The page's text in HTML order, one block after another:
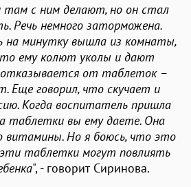
там с ним делают, но он стал
Речь немного заторможена.
на минутку вышла из комнаты,
ему колют уколы и дают
от таблеток –
Еще говорил, что скучает и
Когда воспитатель пришла
таблетки вы ему даете. Она
Но я боюсь, что это
таблетки могут повлиять
", - говорит Сиринова.